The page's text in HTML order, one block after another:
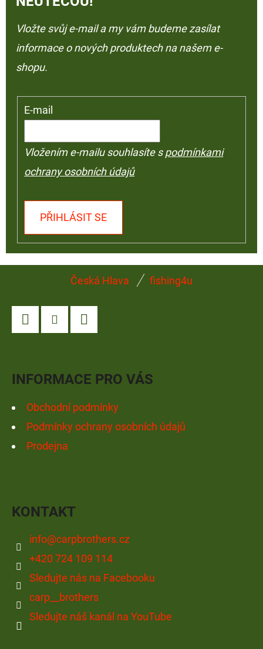
Vložte svůj e-mail a my vám budeme zasílat
informace o nových produktech na našem e-
shopu.
E-mail
Vložením e-mailu souhlasíte spodmínkami
ochrany osobních údajů
PŘIHLÁSIT SE
Česká Hlava fishing4u
INFORMACE PRO VÁS
Obchodní podmínky
Podmínky ochrany osobních údajů
Prodejna
KONTAKT
info@carpbrothers.cz
+420 724 109 114
Sledujte nás na Facebooku
carp__brothers
Sledujte náš kanál na YouTube